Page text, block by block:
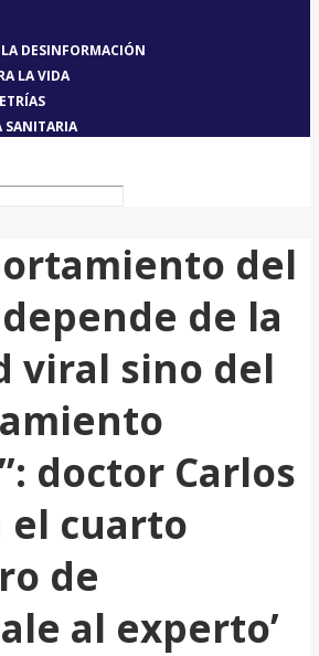
DESINFORMACIÓN
LA VIDA
SANITARIA
del
de la
viral sino del
doctor Carlos
el cuarto
de
al experto’